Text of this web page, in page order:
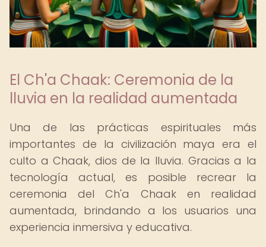
El Ch'a Chaak: Ceremonia de la
lluvia en la realidad aumentada
Una de las prácticas espirituales más
importantes de la civilización maya era el
culto a Chaak, dios de la lluvia. Gracias a la
tecnología actual, es posible recrear la
ceremonia del Ch'a Chaak en realidad
aumentada, brindando a los usuarios una
experiencia inmersiva y educativa.